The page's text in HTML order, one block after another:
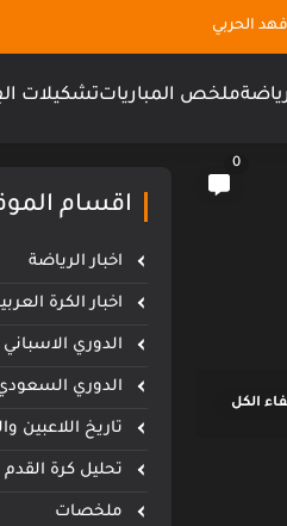
الحربي
ملخص المبارياتتشكيلات
0
اقسام
اخبار الرياضة
اخبار الكرة
الدوري الاسباني
الدوري
تاريخ اللاعبين
تحليل كرة القدم
ملخصات